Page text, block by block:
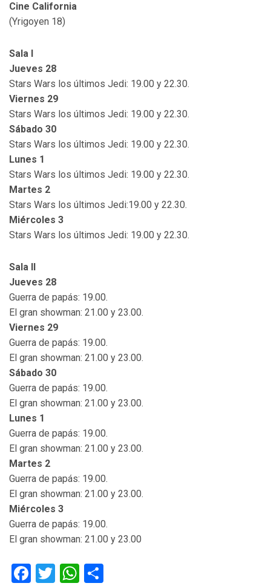
Cine California
(Yrigoyen 18)
Sala I
Jueves 28
Stars Wars los últimos Jedi: 19.00 y 22.30.
Viernes 29
Stars Wars los últimos Jedi: 19.00 y 22.30.
Sábado 30
Stars Wars los últimos Jedi: 19.00 y 22.30.
Lunes 1
Stars Wars los últimos Jedi: 19.00 y 22.30.
Martes 2
Stars Wars los últimos Jedi:19.00 y 22.30.
Miércoles 3
Stars Wars los últimos Jedi: 19.00 y 22.30.
Sala II
Jueves 28
Guerra de papás: 19.00.
El gran showman: 21.00 y 23.00.
Viernes 29
Guerra de papás: 19.00.
El gran showman: 21.00 y 23.00.
Sábado 30
Guerra de papás: 19.00.
El gran showman: 21.00 y 23.00.
Lunes 1
Guerra de papás: 19.00.
El gran showman: 21.00 y 23.00.
Martes 2
Guerra de papás: 19.00.
El gran showman: 21.00 y 23.00.
Miércoles 3
Guerra de papás: 19.00.
El gran showman: 21.00 y 23.00
Facebook
TwitterWhatsApp